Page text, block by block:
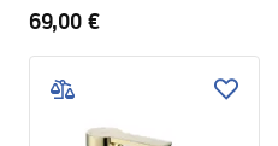
69,00 €